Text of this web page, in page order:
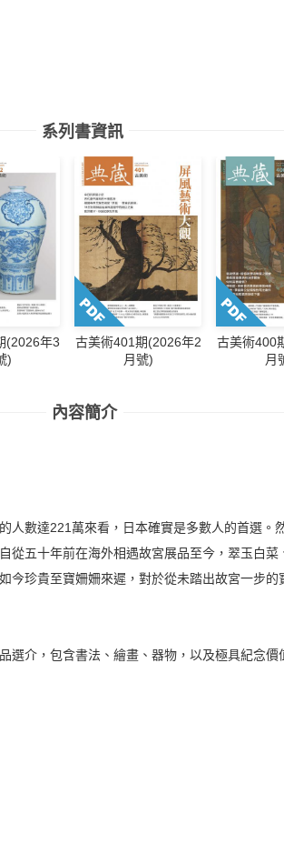
系列書資訊
(2026年3
)
古美術401期(2026年2
月號)
古美術400
月
內容簡介
人數達221萬來看，日本確實是多數人的首選。
從五十年前在海外相遇故宮展品至今，翠玉白菜
今珍貴至寶姍姍來遲，對於從未踏出故宮一步的
選介，包含書法、繪畫、器物，以及極具紀念價